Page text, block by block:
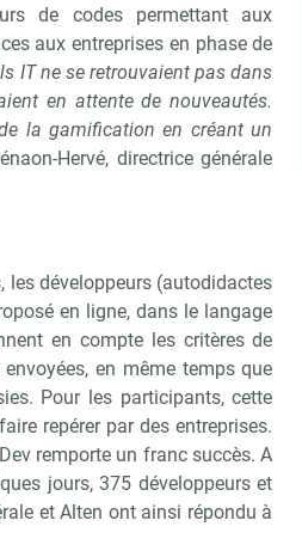
de codes permettant aux
aux entreprises en phase de
IT ne se retrouvaient pas dans
en attente de nouveautés.
la gamification en créant un
Hervé, directrice générale
les développeurs (autodidactes
en ligne, dans le langage
en compte les critères de
en même temps que
Pour les participants, cette
repérer par des entreprises.
remporte un franc succès. A
jours, 375 développeurs et
et Alten ont ainsi répondu à
vous à notre
déjà ! Je déciderai plus tard